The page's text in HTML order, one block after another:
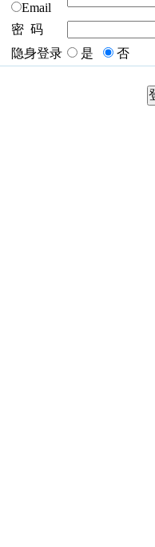
Email
密 码
隐身登录
是 否